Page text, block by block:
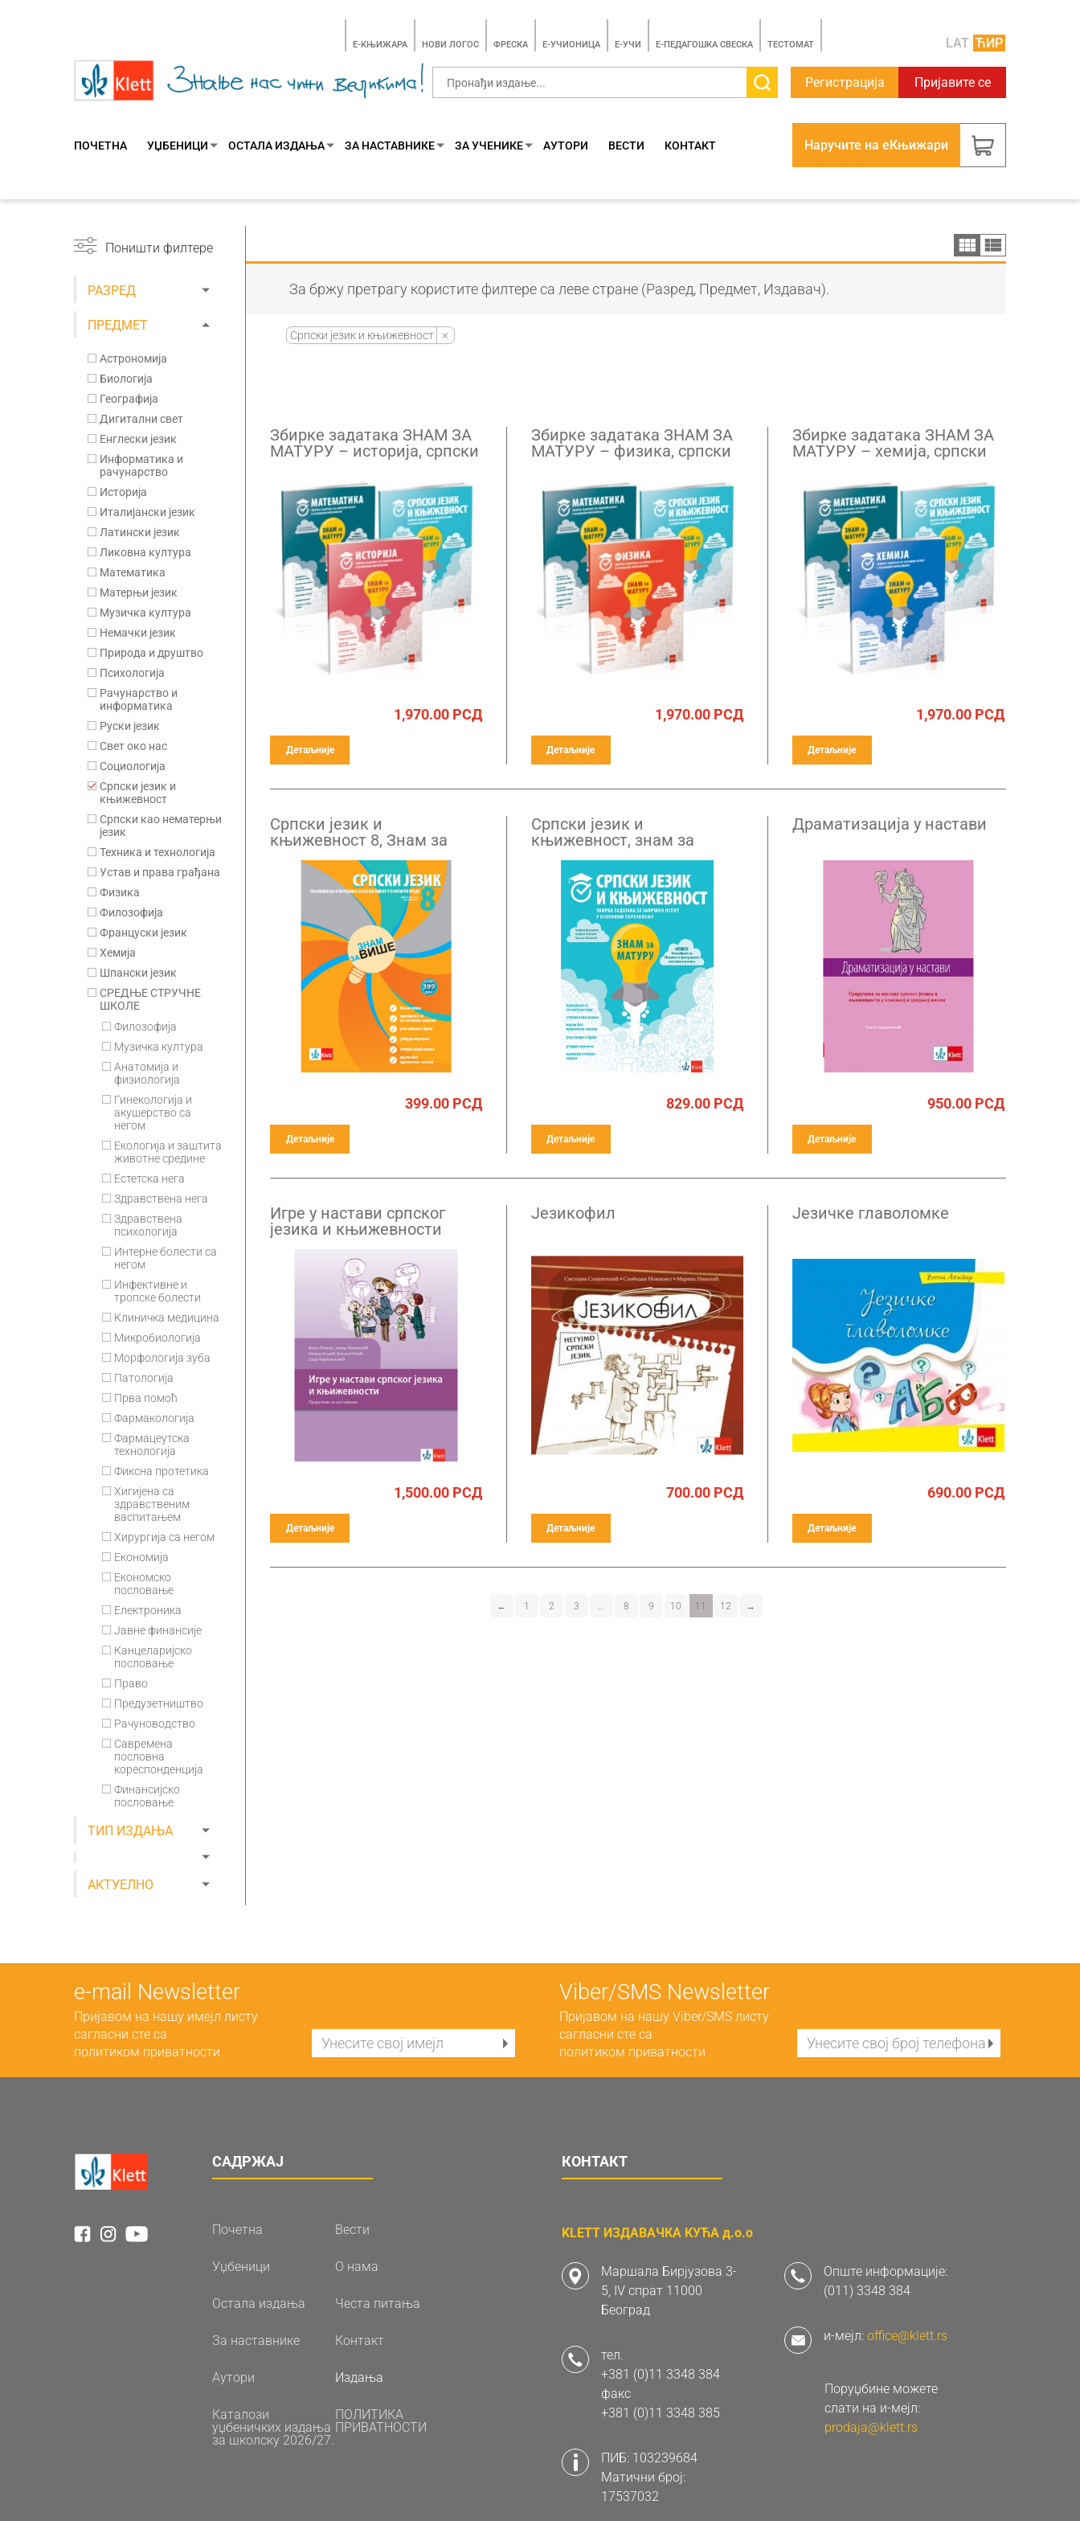
E-КЊИЖАРА НОВИ ЛОГОС ФРЕСКА E-УЧИОНИЦА E-УЧИ Е-ПЕДАГОШКА СВЕСКА TЕСТОМАТ LAT ЋИР
Регистрација Пријавите се
ПОЧЕТНА УЏБЕНИЦИ ОСТАЛА ИЗДАЊА ЗА НАСТАВНИКЕ ЗА УЧЕНИКЕ АУТОРИ ВЕСТИ КОНТАКТ Наручите на еКњижари
Поништи филтере
РАЗРЕД
ПРЕДМЕТ
Астрономија
Биологија
Географија
Дигитални свет
Енглески језик
Информатика и
рачунарство
Историја
Италијански језик
Латински језик
Ликовна култура
Математика
Матерњи језик
Музичка култура
Немачки језик
Природа и друштво
Психологија
Рачунарство и
информатика
Руски језик
Свет око нас
Социологија
Српски језик и
књижевност
Српски као нематерњи
језик
Техника и технологија
Устав и права грађана
Физика
Филозофија
Француски језик
Хемија
Шпански језик
СРЕДЊЕ СТРУЧНЕ
ШКОЛЕ
Филозофија
Музичка култура
Анатомија и
физиологија
Гинекологија и
акушерство са
негом
Екологија и заштита
животне средине
Естетска нега
Здравствена нега
Здравствена
психологија
Интерне болести са
негом
Инфективне и
тропске болести
Клиничка медицина
Микробиологија
Морфологија зуба
Патологија
Прва помоћ
Фармакологија
Фармацеутска
технологија
Фиксна протетика
Хигијена са
здравственим
васпитањем
Хирургија са негом
Економија
Економско
пословање
Електроника
Јавне финансије
Канцеларијско
пословање
Право
Предузетништво
Рачуноводство
Савремена
пословна
кореспонденција
Финансијско
пословање
ТИП ИЗДАЊА
АКТУЕЛНО
За бржу претрагу користите филтере са леве стране (Разред, Предмет, Издавач).
Српски језик и књижевност
Збирке задатака ЗНАМ ЗА
МАТУРУ – историја, српски
1,970.00РСД
Детаљније
Збирке задатака ЗНАМ ЗА
МАТУРУ – физика, српски
1,970.00РСД
Детаљније
Збирке задатака ЗНАМ ЗА
МАТУРУ – хемија, српски
1,970.00РСД
Детаљније
Српски језик и
књижевност 8, Знам за
више, oбјашњења и
вежбања за боље оцене
399.00РСД
Детаљније
Српски језик и
књижевност, знам за
матуру, збирка задатака за
завршни испит
829.00РСД
Детаљније
Драматизација у настави
950.00РСД
Детаљније
Игре у настави српског
језика и књижевности
1,500.00РСД
Детаљније
Језикофил
700.00РСД
Детаљније
Језичке главоломке
690.00РСД
Детаљније
← 1 2 3 … 8 9 10 11 12 →
е-mail Newsletter
Пријавом на нашу имејл листу
сагласни сте са
политиком приватности
Viber/SMS Newsletter
Пријавом на нашу Viber/SMS листу
сагласни сте са
политиком приватности
САДРЖАЈ
Почетна Вести
Уџбеници О нама
Остала издања Честа питања
За наставнике Контакт
Аутори Издања
Каталози
уџбеничких издања
за школску 2026/27.
ПОЛИТИКА
ПРИВАТНОСТИ
КОНТАКТ
KLETT ИЗДАВАЧКА КУЋА д.о.о
Маршала Бирјузова 3-
5, IV спрат 11000
Београд
тел.
+381 (0)11 3348 384
факс
+381 (0)11 3348 385
ПИБ: 103239684
Матични број:
17537032
Опште информације:
(011) 3348 384
и-мејл: office@klett.rs
Поруџбине можете
слати на и-мејл:
prodaja@klett.rs